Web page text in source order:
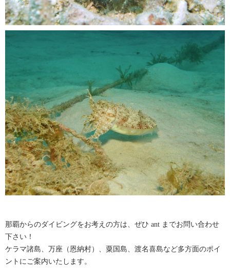
那覇からのダイビングをお考えの方は、ぜひ ant までお問い合わせ
下さい！
ケラマ諸島、万座（恩納村）、粟国島、渡名喜島など多方面のポイ
ントにご案内いたします。